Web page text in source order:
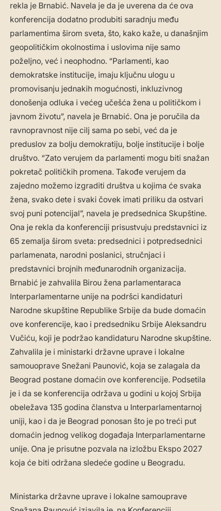
rekla je Brnabić. Navela je da je uverena da će ova
konferencija dodatno produbiti saradnju među
parlamentima širom sveta, što, kako kaže, u današnjim
geopolitičkim okolnostima i uslovima nije samo
poželjno, već i neophodno. “Parlamenti, kao
demokratske institucije, imaju ključnu ulogu u
promovisanju jednakih mogućnosti, inkluzivnog
donošenja odluka i većeg učešća žena u političkom i
javnom životu”, navela je Brnabić. Ona je poručila da
ravnopravnost nije cilj sama po sebi, već da je
preduslov za bolju demokratiju, bolje institucije i bolje
društvo. “Zato verujem da parlamenti mogu biti snažan
pokretač političkih promena. Takođe verujem da
zajedno možemo izgraditi društva u kojima će svaka
žena, svako dete i svaki čovek imati priliku da ostvari
svoj puni potencijal”, navela je predsednica Skupštine.
Ona je rekla da konferenciji prisustvuju predstavnici iz
65 zemalja širom sveta: predsednici i potpredsednici
parlamenata, narodni poslanici, stručnjaci i
predstavnici brojnih međunarodnih organizacija.
Brnabić je zahvalila Birou žena parlamentaraca
Interparlamentarne unije na podršci kandidaturi
Narodne skupštine Republike Srbije da bude domaćin
ove konferencije, kao i predsedniku Srbije Aleksandru
Vučiću, koji je podržao kandidaturu Narodne skupštine.
Zahvalila je i ministarki državne uprave i lokalne
samouoprave Snežani Paunović, koja se zalagala da
Beograd postane domaćin ove konferencije. Podsetila
je i da se konferencija održava u godini u kojoj Srbija
obeležava 135 godina članstva u Interparlamentarnoj
uniji, kao i da je Beograd ponosan što je po treći put
domaćin jednog velikog događaja Interparlamentarne
unije. Ona je prisutne pozvala na izložbu Ekspo 2027
koja će biti održana sledeće godine u Beogradu.
Ministarka državne uprave i lokalne samouprave